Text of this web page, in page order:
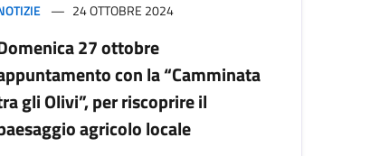
24 OTTOBRE 2024
27 ottobre
con la “Camminata
gli Olivi”, per riscoprire il
agricolo locale